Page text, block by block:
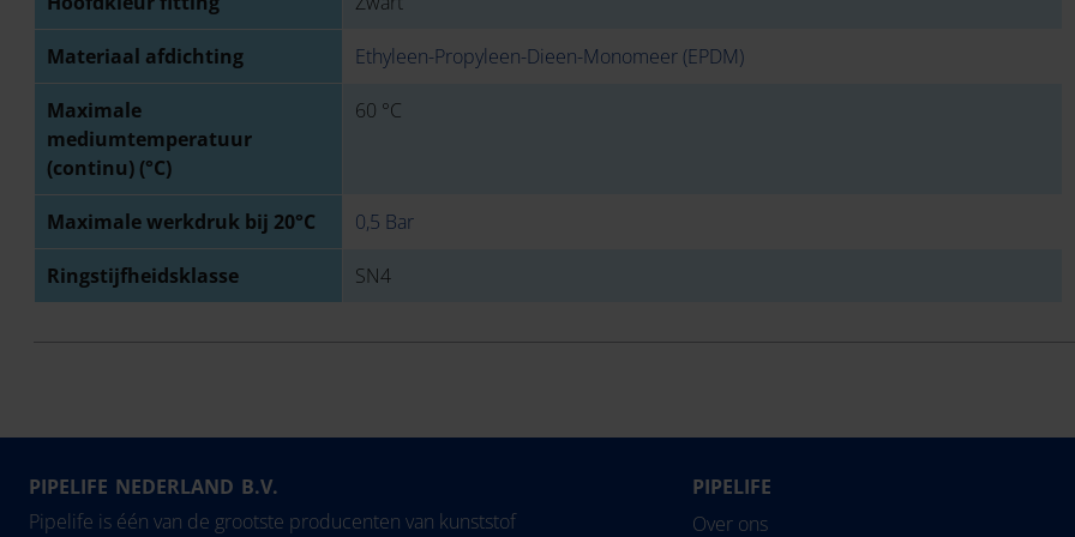
Materiaal afdichting Ethyleen-Propyleen-Dieen-Monomeer (EPDM)
Maximale
mediumtemperatuur
(continu) (°C)
60 °C
Maximale werkdruk bij 20°C 0,5 Bar
Ringstijfheidsklasse SN4
PIPELIFE NEDERLAND B.V.
Pipelife is één van de grootste producenten van kunststof
PIPELIFE
Over ons